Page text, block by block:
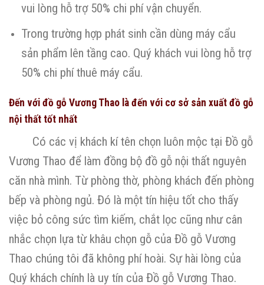
vui lòng hỗ trợ 50% chi phí vận chuyển.
Trong trường hợp phát sinh cần dùng máy cẩu
sản phẩm lên tầng cao. Quý khách vui lòng hỗ trợ
50% chi phí thuê máy cẩu.
Đến với đồ gỗ Vương Thao là đến với cơ sở sản xuất đồ gỗ
nội thất tốt nhất
Có các vị khách kí tên chọn luôn mộc tại Đồ gỗ
Vương Thao để làm đồng bộ đồ gỗ nội thất nguyên
căn nhà mình. Từ phòng thờ, phòng khách đến phòng
bếp và phòng ngủ. Đó là một tín hiệu tốt cho thấy
việc bỏ công sức tìm kiếm, chắt lọc cũng như cân
nhắc chọn lựa từ khâu chọn gỗ của Đồ gỗ Vương
Thao chúng tôi đã không phí hoài. Sự hài lòng của
Quý khách chính là uy tín của Đồ gỗ Vương Thao.